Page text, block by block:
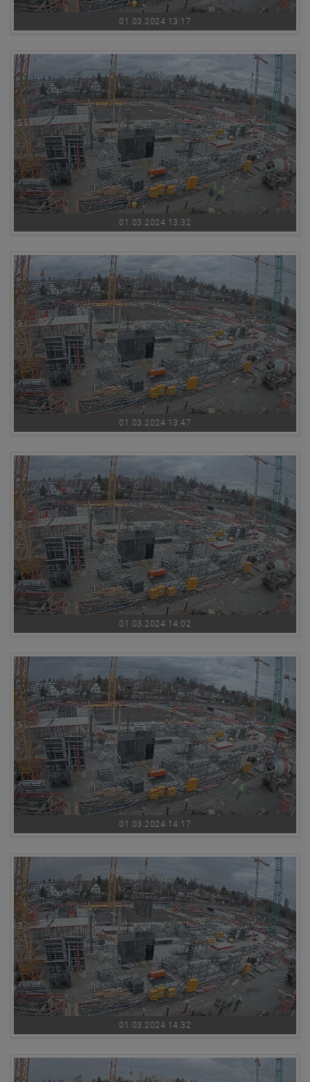
01.03.2024 13:17
01.03.2024 13:32
01.03.2024 13:47
01.03.2024 14:02
01.03.2024 14:17
01.03.2024 14:32